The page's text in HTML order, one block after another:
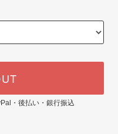
・後払い・銀行振込